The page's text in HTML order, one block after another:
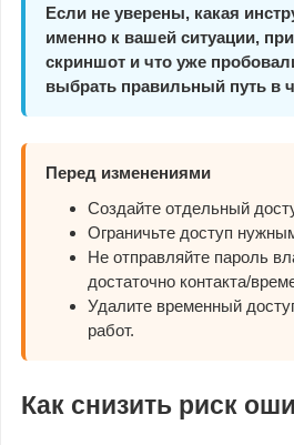
Если не уверены, какая
именно к вашей ситуации,
скриншот и что уже
выбрать правильный путь в
Перед изменениями
Создайте отдельный
Ограничьте доступ
Не отправляйте пароль
достаточно контакта/
Удалите временный
работ.
Как снизить риск